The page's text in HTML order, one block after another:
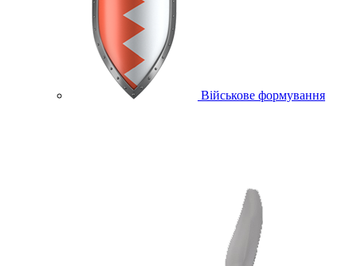
Військове формування